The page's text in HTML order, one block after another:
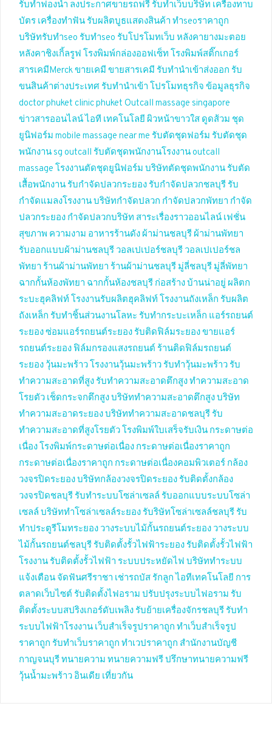
รับทำฟองน้ำ ลงประกาศขายรถฟรี รับทำเว็บบริษัท เครื่องทาบ
บัตร เครื่องทำฟัน รับผลิตบูธแสดงสินค้า ทำseoราคาถูก
บริษัทรับทำseo รับทำseo รับโปรโมทเว็บ หลังคายางมะตอย
หลังคาชิงเกิ้ลรูฟ โรงพิมพ์กล่องออฟเซ็ท โรงพิมพ์สติ๊กเกอร์
สารเคมีMerckขายเคมี ขายสารเคมี รับทำนำเข้าส่งออก รับ
ขนสินค้าต่างประเทศ รับทำนำเข้า โปรโมทธุรกิจ ข้อมูลธุรกิจ
doctor phuket clinic phuket Outcall massage singapore
ข่าวสารออนไลน์ไอที เทคโนโลยี ผิวหน้าขาวใส ดูดส้วม ชุด
ยูนิฟอร์ม mobile massage near me รับตัดชุดฟอร์ม รับตัดชุด
พนักงาน sg outcall รับตัดชุดพนักงานโรงงาน outcall
massage โรงงานตัดชุดยูนิฟอร์ม บริษัทตัดชุดพนักงาน รับตัด
เสื้อพนักงาน รับกำจัดปลวกระยอง รับกำจัดปลวกชลบุรี รับ
กำจัดแมลงโรงงานบริษัทกำจัดปลวก กำจัดปลวกพัทยา กำจัด
ปลวกระยอง กำจัดปลวกบริษัท สาระเรื่องราวออนไลน์ เฟชั่น
สุขภาพ ความงาม อาหารร้านดัง ผ้าม่านชลบุรี ผ้าม่านพัทยา
รับออกแบบผ้าม่านชลบุรี วอลเปเปอร์ชลบุรี วอลเปเปอร์ชล
พัทยา ร้านผ้าม่านพัทยา ร้านผ้าม่านชลบุรี มู่ลี่ชลบุรี มู่ลี่พัทยา
ฉากกั้นห้องพัทยา ฉากกั้นห้องชลบุรี ก่อสร้าง บ้านน่าอยู่ ผลิตก
ระบะฮุคลิฟท์ โรงงานรับผลิตฮุคลิฟท์ โรงงานถังเหล็ก รับผลิต
ถังเหล็ก รับทำชิ้นส่วนงานโลหะ รับทำกระบะเหล็ก แอร์รถยนต์
ระยองซ่อมแอร์รถยนต์ระยอง รับติดฟิล์มระยองขายแอร์
รถยนต์ระยอง ฟิล์มกรองแสงรถยนต์ ร้านติดฟิล์มรถยนต์
ระยอง วุ้นมะพร้าว โรงงานวุ้นมะพร้าว รับทำวุ้นมะพร้าว รับ
ทำความสะอาดที่สูง รับทำความสะอาดตึกสูงทำความสะอาด
โรยตัว เช็ดกระจกตึกสูงบริษัททำความสะอาดตึกสูงบริษัท
ทำความสะอาดระยองบริษัททำความสะอาดชลบุรี รับ
ทำความสะอาดที่สูงโรยตัว โรงพิมพ์ใบเสร็จรับเงิน กระดาษต่อ
เนื่อง โรงพิมพ์กระดาษต่อเนื่อง กระดาษต่อเนื่องราคาถูก
กระดาษต่อเนื่องราคาถูก กระดาษต่อเนื่องคอมพิวเตอร์ กล้อง
วงจรปิดระยองบริษัทกล้องวงจรปิดระยอง รับติดตั้งกล้อง
วงจรปิดชลบุรี รับทำระบบโซล่าเซลล์ รับออกแบบระบบโซล่า
เซลล์ บริษัททำโซล่าเซลล์ระยอง รับริษัทโซล่าเซลล์ชลบุรี รับ
ทำประตูรีโมทระยอง วางระบบไม้กั้นรถยนต์ระยอง วางระบบ
ไม้กั้นรถยนต์ชลบุรี รับติดตั้งรั้วไฟฟ้าระยอง รับติดตั้งรั้วไฟฟ้า
โรงงาน รับติดตั้งรั้วไฟฟ้า ระบบประหยัดไฟ บริษัททำระบบ
แจ้งเตือน จัดฟันศรีราชา เช่ารถบัส รักลูก ไอทีเทคโนโลยี การ
ตลาดเว็บไซต์ รับติดตั้งไฟอราม ปรับปรุงระบบไฟอราม รับ
ติดตั้งระบบสปริงเกอร์ดับเพลิง รับย้ายเครื่องจักรชลบุรี รับทำ
ระบบไฟฟ้าโรงงาน เว็บสำเร็จรูปราคาถูก ทำเว็บสำเร็จรูป
ราคาถูก รับทำเว็บราคาถูก ทำเวปราคาถูก สำนักงานบัญชี
กาญจนบุรีทนายความ ทนายความฟรีปรึกษาทนายความฟรี
วุ้นน้ำมะพร้าว อินเดีย เที่ยวกัน